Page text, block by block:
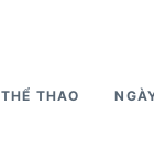
THỂ THAO